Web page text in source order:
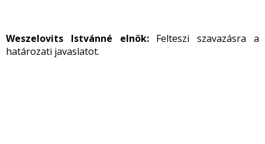
Weszelovits Istvánné elnök:Felteszi szavazásra a
határozati javaslatot.